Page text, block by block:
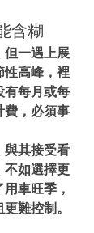
含糊
但一遇上展
性高峰，裡
有每月或每
費，必須事
與其接受看
不如選擇更
車旺季，
難控制。